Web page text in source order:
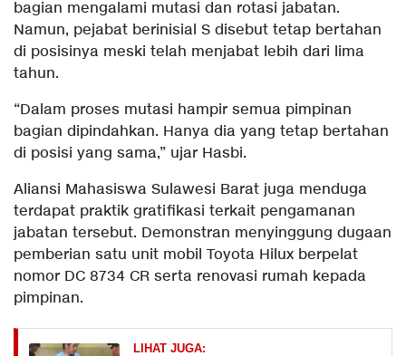
bagian mengalami mutasi dan rotasi jabatan.
Namun, pejabat berinisial S disebut tetap bertahan
di posisinya meski telah menjabat lebih dari lima
tahun.
“Dalam proses mutasi hampir semua pimpinan
bagian dipindahkan. Hanya dia yang tetap bertahan
di posisi yang sama,” ujar Hasbi.
Aliansi Mahasiswa Sulawesi Barat juga menduga
terdapat praktik gratifikasi terkait pengamanan
jabatan tersebut. Demonstran menyinggung dugaan
pemberian satu unit mobil Toyota Hilux berpelat
nomor DC 8734 CR serta renovasi rumah kepada
pimpinan.
LIHAT JUGA: